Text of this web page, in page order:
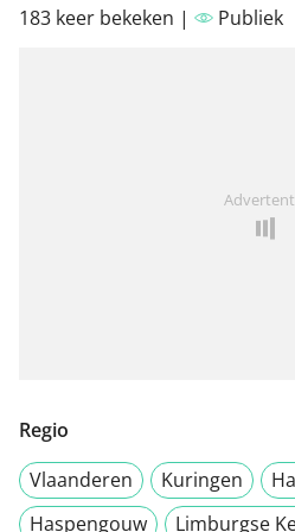
183 keer bekeken | Publiek
Regio
Vlaanderen
Kuringen
Haspengouw
Limburgse